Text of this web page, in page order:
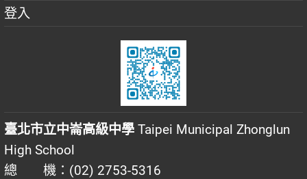
登入
臺北市立中崙高級中學 Taipei Municipal Zhonglun
High School
總 機：(02) 2753-5316